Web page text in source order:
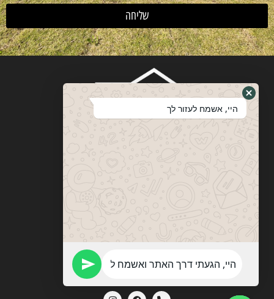
שליחה
vitebskys@gmail.com
היי, אשמח לעזור לך